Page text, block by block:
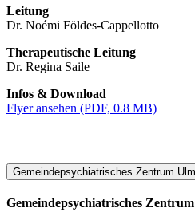
Leitung
Dr. Noémi Földes-Cappellotto
Therapeutische Leitung
Dr. Regina Saile
Infos & Download
Flyer ansehen (PDF, 0.8 MB)
Gemeindepsychiatrisches Zentrum
Gemeindepsychiatrisches